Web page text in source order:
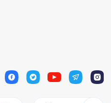
1 1 1 1 1